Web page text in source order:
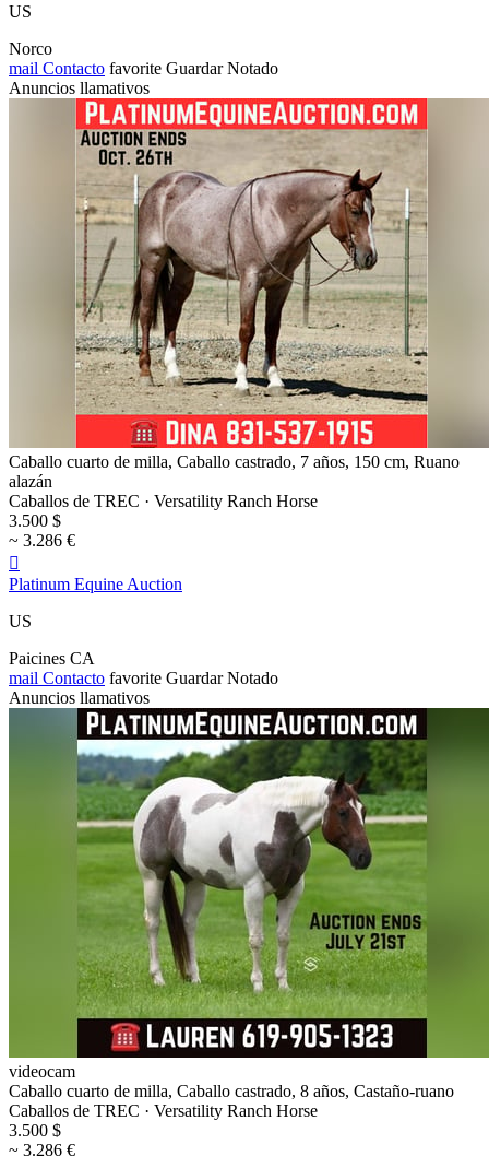
US
Norco
mail Contacto favorite Guardar Notado
Anuncios llamativos
Caballo cuarto de milla, Caballo castrado, 7 años, 150 cm, Ruano
alazán
Caballos de TREC · Versatility Ranch Horse
3.500 $
~ 3.286 €

Platinum Equine Auction
US
Paicines CA
mail Contacto favorite Guardar Notado
Anuncios llamativos
videocam
Caballo cuarto de milla, Caballo castrado, 8 años, Castaño-ruano
Caballos de TREC · Versatility Ranch Horse
3.500 $
~ 3.286 €